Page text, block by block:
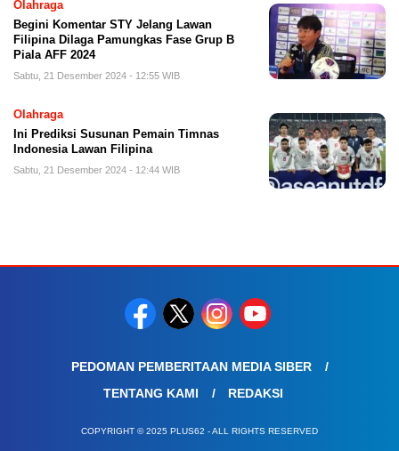
Olahraga
Begini Komentar STY Jelang Lawan
Filipina Dilaga Pamungkas Fase Grup B
Piala AFF 2024
Sabtu, 21 Desember 2024 - 12:55 WIB
Olahraga
Ini Prediksi Susunan Pemain Timnas
Indonesia Lawan Filipina
Sabtu, 21 Desember 2024 - 12:44 WIB
PEDOMAN PEMBERITAAN MEDIA SIBER
TENTANG KAMI
REDAKSI
COPYRIGHT © 2025 PLUS62 - ALL RIGHTS RESERVED